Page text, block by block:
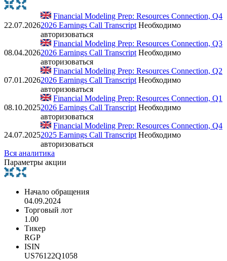
22.07.2026
Financial Modeling Prep: Resources Connection, Q4
2026 Earnings Call Transcript Необходимо
авторизоваться
08.04.2026
Financial Modeling Prep: Resources Connection, Q3
2026 Earnings Call Transcript Необходимо
авторизоваться
07.01.2026
Financial Modeling Prep: Resources Connection, Q2
2026 Earnings Call Transcript Необходимо
авторизоваться
08.10.2025
Financial Modeling Prep: Resources Connection, Q1
2026 Earnings Call Transcript Необходимо
авторизоваться
24.07.2025
Financial Modeling Prep: Resources Connection, Q4
2025 Earnings Call Transcript Необходимо
авторизоваться
Вся аналитика
Параметры акции
Начало обращения
04.09.2024
Торговый лот
1.00
Тикер
RGP
ISIN
US76122Q1058